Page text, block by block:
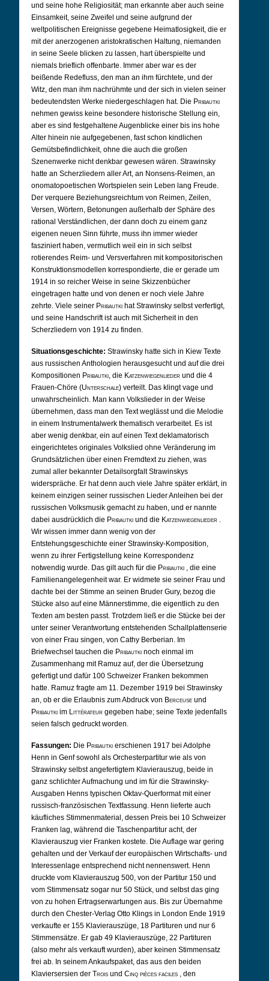
und seine hohe Religiosität; man erkannte aber auch seine
Einsamkeit, seine Zweifel und seine aufgrund der
weltpolitischen Ereignisse gegebene Heimatlosigkeit, die er
mit der anerzogenen aristokratischen Haltung, niemanden
in seine Seele blicken zu lassen, hart überspielte und
niemals brieflich offenbarte. Immer aber war es der
beißende Redefluss, den man an ihm fürchtete, und der
Witz, den man ihm nachrühmte und der sich in vielen seiner
bedeutendsten Werke niedergeschlagen hat. Die Pribautki
nehmen gewiss keine besondere historische Stellung ein,
aber es sind festgehaltene Augenblicke einer bis ins hohe
Alter hinein nie aufgegebenen, fast schon kindlichen
Gemütsbefindlichkeit, ohne die auch die großen
Szenenwerke nicht denkbar gewesen wären. Strawinsky
hatte an Scherzliedern aller Art, an Nonsens-Reimen, an
onomatopoetischen Wortspielen sein Leben lang Freude.
Der verquere Beziehungsreichtum von Reimen, Zeilen,
Versen, Wörtern, Betonungen außerhalb der Sphäre des
rational Verständlichen, der dann doch zu einem ganz
eigenen neuen Sinn führte, muss ihn immer wieder
fasziniert haben, vermutlich weil ein in sich selbst
rotierendes Reim- und Versverfahren mit kompositorischen
Konstruktionsmodellen korrespondierte, die er gerade um
1914 in so reicher Weise in seine Skizzenbücher
eingetragen hatte und von denen er noch viele Jahre
zehrte. Viele seiner Pribautki hat Strawinsky selbst verfertigt,
und seine Handschrift ist auch mit Sicherheit in den
Scherzliedern von 1914 zu finden.
Situationsgeschichte: Strawinsky hatte sich in Kiew Texte
aus russischen Anthologien herausgesucht und auf die drei
Kompositionen Pribautki, die Katzenwiegenlieder und die 4
Frauen-Chöre (Unterschale) verteilt. Das klingt vage und
unwahrscheinlich. Man kann Volkslieder in der Weise
übernehmen, dass man den Text weglässt und die Melodie
in einem Instrumentalwerk thematisch verarbeitet. Es ist
aber wenig denkbar, ein auf einen Text deklamatorisch
eingerichtetes originales Volkslied ohne Veränderung im
Grundsätzlichen über einen Fremdtext zu ziehen, was
zumal aller bekannter Detailsorgfalt Strawinskys
widerspräche. Er hat denn auch viele Jahre später erklärt, in
keinem einzigen seiner russischen Lieder Anleihen bei der
russischen Volksmusik gemacht zu haben, und er nannte
dabei ausdrücklich die Pribautki und die Katzenwiegenlieder .
Wir wissen immer dann wenig von der
Entstehungsgeschichte einer Strawinsky-Komposition,
wenn zu ihrer Fertigstellung keine Korrespondenz
notwendig wurde. Das gilt auch für die Pribautki , die eine
Familienangelegenheit war. Er widmete sie seiner Frau und
dachte bei der Stimme an seinen Bruder Gury, bezog die
Stücke also auf eine Männerstimme, die eigentlich zu den
Texten am besten passt. Trotzdem ließ er die Stücke bei der
unter seiner Verantwortung entstehenden Schallplattenserie
von einer Frau singen, von Cathy Berberian. Im
Briefwechsel tauchen die Pribautki noch einmal im
Zusammenhang mit Ramuz auf, der die Übersetzung
gefertigt und dafür 100 Schweizer Franken bekommen
hatte. Ramuz fragte am 11. Dezember 1919 bei Strawinsky
an, ob er die Erlaubnis zum Abdruck von Berceuse und
Pribautki im Littérateur gegeben habe; seine Texte jedenfalls
seien falsch gedruckt worden.
Fassungen: Die Pribautki erschienen 1917 bei Adolphe
Henn in Genf sowohl als Orchesterpartitur wie als von
Strawinsky selbst angefertigtem Klavierauszug, beide in
ganz schlichter Aufmachung und im für die Strawinsky-
Ausgaben Henns typischen Oktav-Querformat mit einer
russisch-französischen Textfassung. Henn lieferte auch
käufliches Stimmenmaterial, dessen Preis bei 10 Schweizer
Franken lag, während die Taschenpartitur acht, der
Klavierauszug vier Franken kostete. Die Auflage war gering
gehalten und der Verkauf der europäischen Wirtschafts- und
Interessenlage entsprechend nicht nennenswert. Henn
druckte vom Klavierauszug 500, von der Partitur 150 und
vom Stimmensatz sogar nur 50 Stück, und selbst das ging
von zu hohen Ertragserwartungen aus. Bis zur Übernahme
durch den Chester-Verlag Otto Klings in London Ende 1919
verkaufte er 155 Klavierauszüge, 18 Partituren und nur 6
Stimmensätze. Er gab 49 Klavierauszüge, 22 Partituren
(also mehr als verkauft wurden), aber keinen Stimmensatz
frei ab. In seinem Ankaufspaket, das aus den beiden
Klaviersersien der Trois und Cinq pièces faciles , den